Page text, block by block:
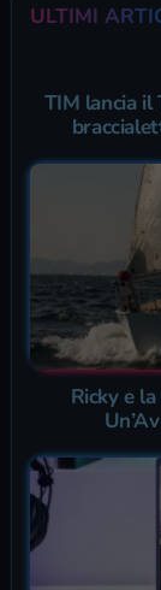
ULTIMI
TIM lancia il
Ricky e